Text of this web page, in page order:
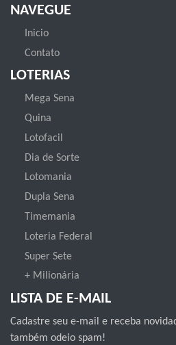
NAVEGUE
Inicio
Contato
LOTERIAS
Mega Sena
Quina
Lotofacil
Dia de Sorte
Lotomania
Dupla Sena
Timemania
Loteria Federal
Super Sete
+ Milionária
LISTA DE E-MAIL
Cadastre seu e-mail e receba
também odeio spam!